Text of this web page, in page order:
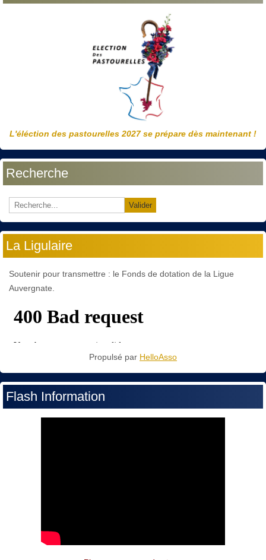
L'éléction des pastourelles 2027 se prépare dès maintenant !
Recherche
Valider
La Ligulaire
Soutenir pour transmettre : le Fonds de dotation de la Ligue
Auvergnate.
Propulsé par HelloAsso
Flash Information